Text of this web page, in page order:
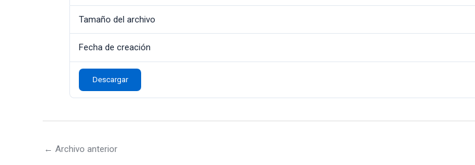
Tamaño del archivo
Fecha de creación
Descargar
← Archivo anterior